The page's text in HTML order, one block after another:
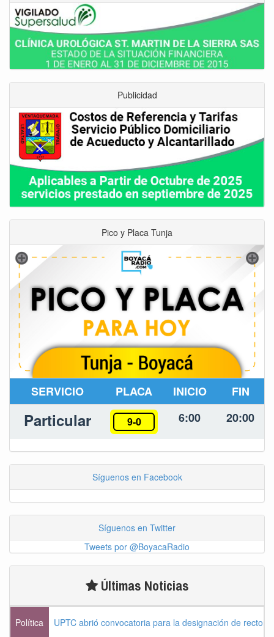
Publicidad
Pico y Placa Tunja
SERVICIO PLACA INICIO FIN
Particular 9-0 6:00 20:00
Síguenos en Facebook
Síguenos en Twitter
Tweets por @BoyacaRadio
Últimas Noticias
Política UPTC abrió convocatoria para la designación de rector